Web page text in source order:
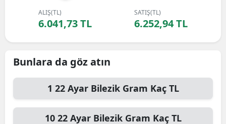
ALIŞ(TL)
6.041,73 TL
SATIŞ(TL)
6.252,94 TL
Bunlara da göz atın
1 22 Ayar Bilezik Gram Kaç TL
10 22 Ayar Bilezik Gram Kaç TL